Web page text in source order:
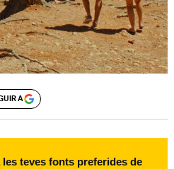
A
teves fonts preferides de